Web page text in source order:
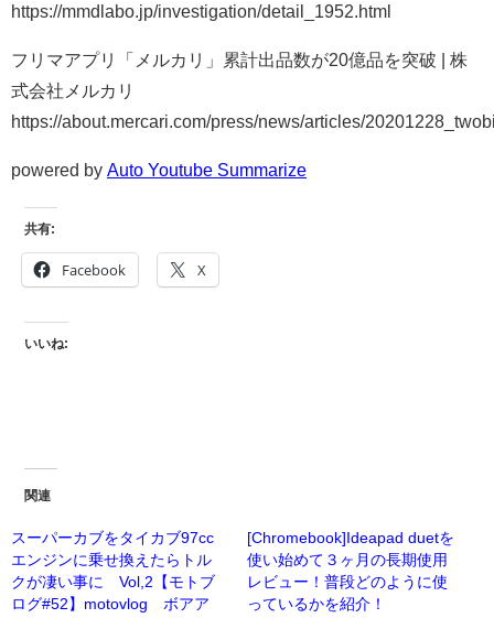
https://mmdlabo.jp/investigation/detail_1952.html
フリマアプリ「メルカリ」累計出品数が20億品を突破 | 株
式会社メルカリ
https://about.mercari.com/press/news/articles/
powered by Auto Youtube Summarize
共有:
Facebook X
いいね:
関連
スーパーカブをタイカブ97cc
エンジンに乗せ換えたらトル
クが凄い事に Vol,2【モトブ
ログ#52】motovlog ボアア
[Chromebook]Ideapad duetを
使い始めて３ヶ月の長期使用
レビュー！普段どのように使
っているかを紹介！